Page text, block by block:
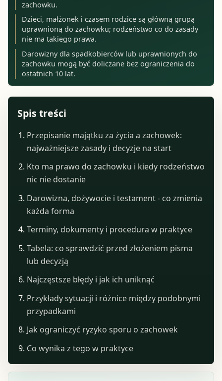
zachowku.
Dzieci, małżonek i czasem rodzice są główną grupą
uprawnioną do zachowku; rodzeństwo co do zasady
nie ma takiego prawa.
Darowizny dla spadkobierców lub uprawnionych do
zachowku mogą być doliczane bez ograniczenia do
ostatnich 10 lat.
Spis treści
Przepisanie majątku za życia a zachowek:
najważniejsze zasady i decyzje na start
Kto ma prawo do zachowku i kiedy rodzeństwo
nic nie dostanie
Darowizna, dożywocie i testament - co zmienia
każda forma
Terminy, dokumenty i procedura w praktyce
Tabela: co sprawdzić przed złożeniem pisma
lub decyzją
Najczęstsze błędy i jak ich uniknąć
Przykłady sytuacji i różnice między podobnymi
przypadkami
Jak ograniczyć ryzyko sporu o zachowek
Co wynika z tego w praktyce